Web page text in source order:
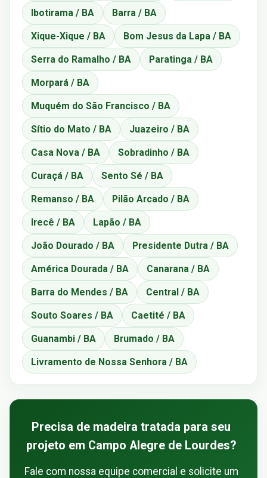
Ibotirama / BA Barra / BA
Xique-Xique / BA Bom Jesus da Lapa / BA
Serra do Ramalho / BA Paratinga / BA
Morpará / BA
Muquém do São Francisco / BA
Sítio do Mato / BA Juazeiro / BA
Casa Nova / BA Sobradinho / BA
Curaçá / BA Sento Sé / BA
Remanso / BA Pilão Arcado / BA
Irecê / BA Lapão / BA
João Dourado / BA Presidente Dutra / BA
América Dourada / BA Canarana / BA
Barra do Mendes / BA Central / BA
Souto Soares / BA Caetité / BA
Guanambi / BA Brumado / BA
Livramento de Nossa Senhora / BA
Precisa de madeira tratada para seu
projeto em Campo Alegre de Lourdes?
Fale com nossa equipe comercial e solicite um